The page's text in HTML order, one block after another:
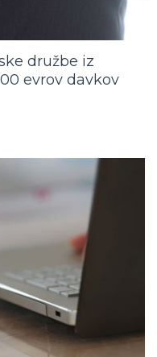
družbe iz
evrov davkov